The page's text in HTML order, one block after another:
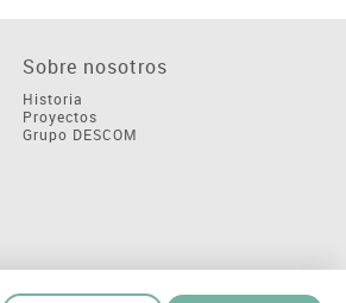
Sobre nosotros
Historia
Proyectos
Grupo DESCOM